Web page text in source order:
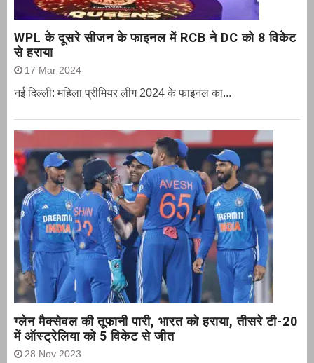
WPL के दूसरे सीजन के फाइनल में RCB ने DC को 8 विकेट
से हराया
17 Mar 2024
नई दिल्ली: महिला प्रीमियर लीग 2024 के फाइनल का...
ग्‍लेन मैक्‍सेवल की तूफानी पारी, भारत को हराया, तीसरे टी-20
में ऑस्ट्रेलिया को 5 विकेट से जीत
28 Nov 2023